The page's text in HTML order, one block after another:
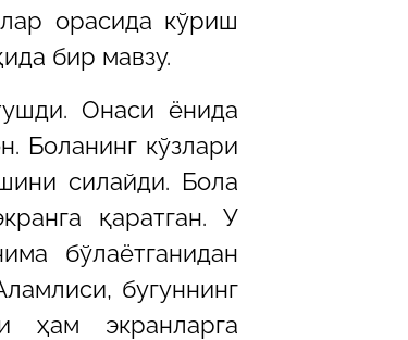
орасида кўриш
бир мавзу.
Онаси ёнида
Боланинг кўзлари
силайди. Бола
қаратган. У
бўлаётганидан
бугуннинг
ҳам экранларга